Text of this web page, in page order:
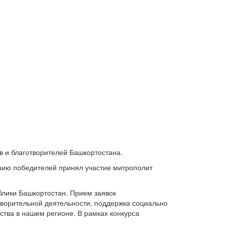
благотворителей Башкортостана.
победителей принял участие митрополит
Башкортостан. Прием заявок
деятельности, поддержка социально
в нашем регионе. В рамках конкурса